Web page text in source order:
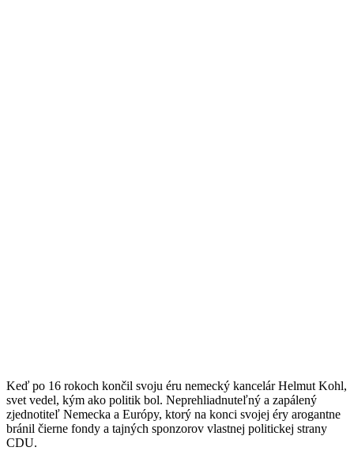
Keď po 16 rokoch končil svoju éru nemecký kancelár Helmut Kohl,
svet vedel, kým ako politik bol. Neprehliadnuteľný a zapálený
zjednotiteľ Nemecka a Európy, ktorý na konci svojej éry arogantne
bránil čierne fondy a tajných sponzorov vlastnej politickej strany
CDU.